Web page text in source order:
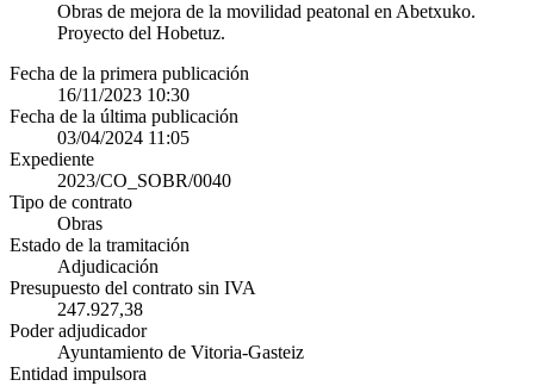
Obras de mejora de la movilidad peatonal en Abetxuko.
Proyecto del Hobetuz.
Fecha de la primera publicación
16/11/2023 10:30
Fecha de la última publicación
03/04/2024 11:05
Expediente
2023/CO_SOBR/0040
Tipo de contrato
Obras
Estado de la tramitación
Adjudicación
Presupuesto del contrato sin IVA
247.927,38
Poder adjudicador
Ayuntamiento de Vitoria-Gasteiz
Entidad impulsora